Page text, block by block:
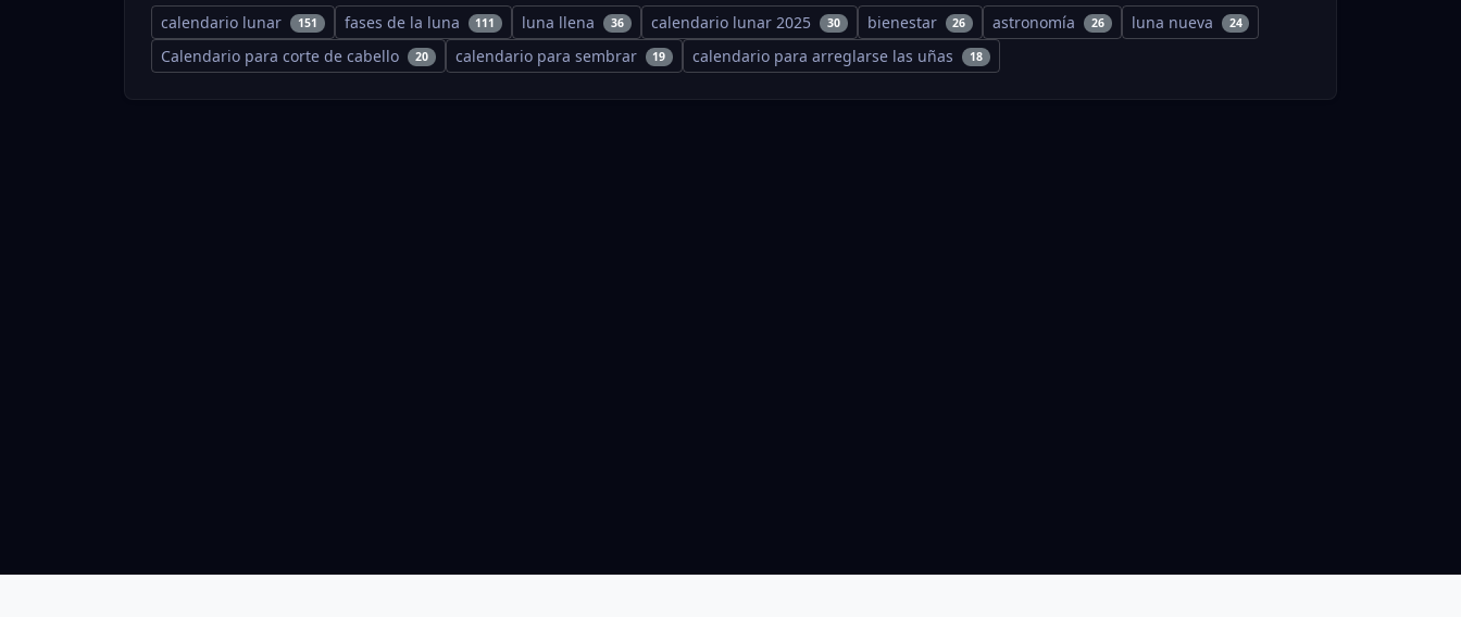
calendario lunar 151 fases de la luna 111 luna llena 36 calendario lunar 2025 30 bienestar 26 astronomía 26 luna nueva 24
Calendario para corte de cabello 20 calendario para sembrar 19 calendario para arreglarse las uñas 18